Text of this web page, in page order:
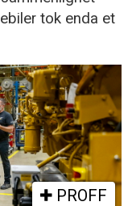
tok enda et
PROFF